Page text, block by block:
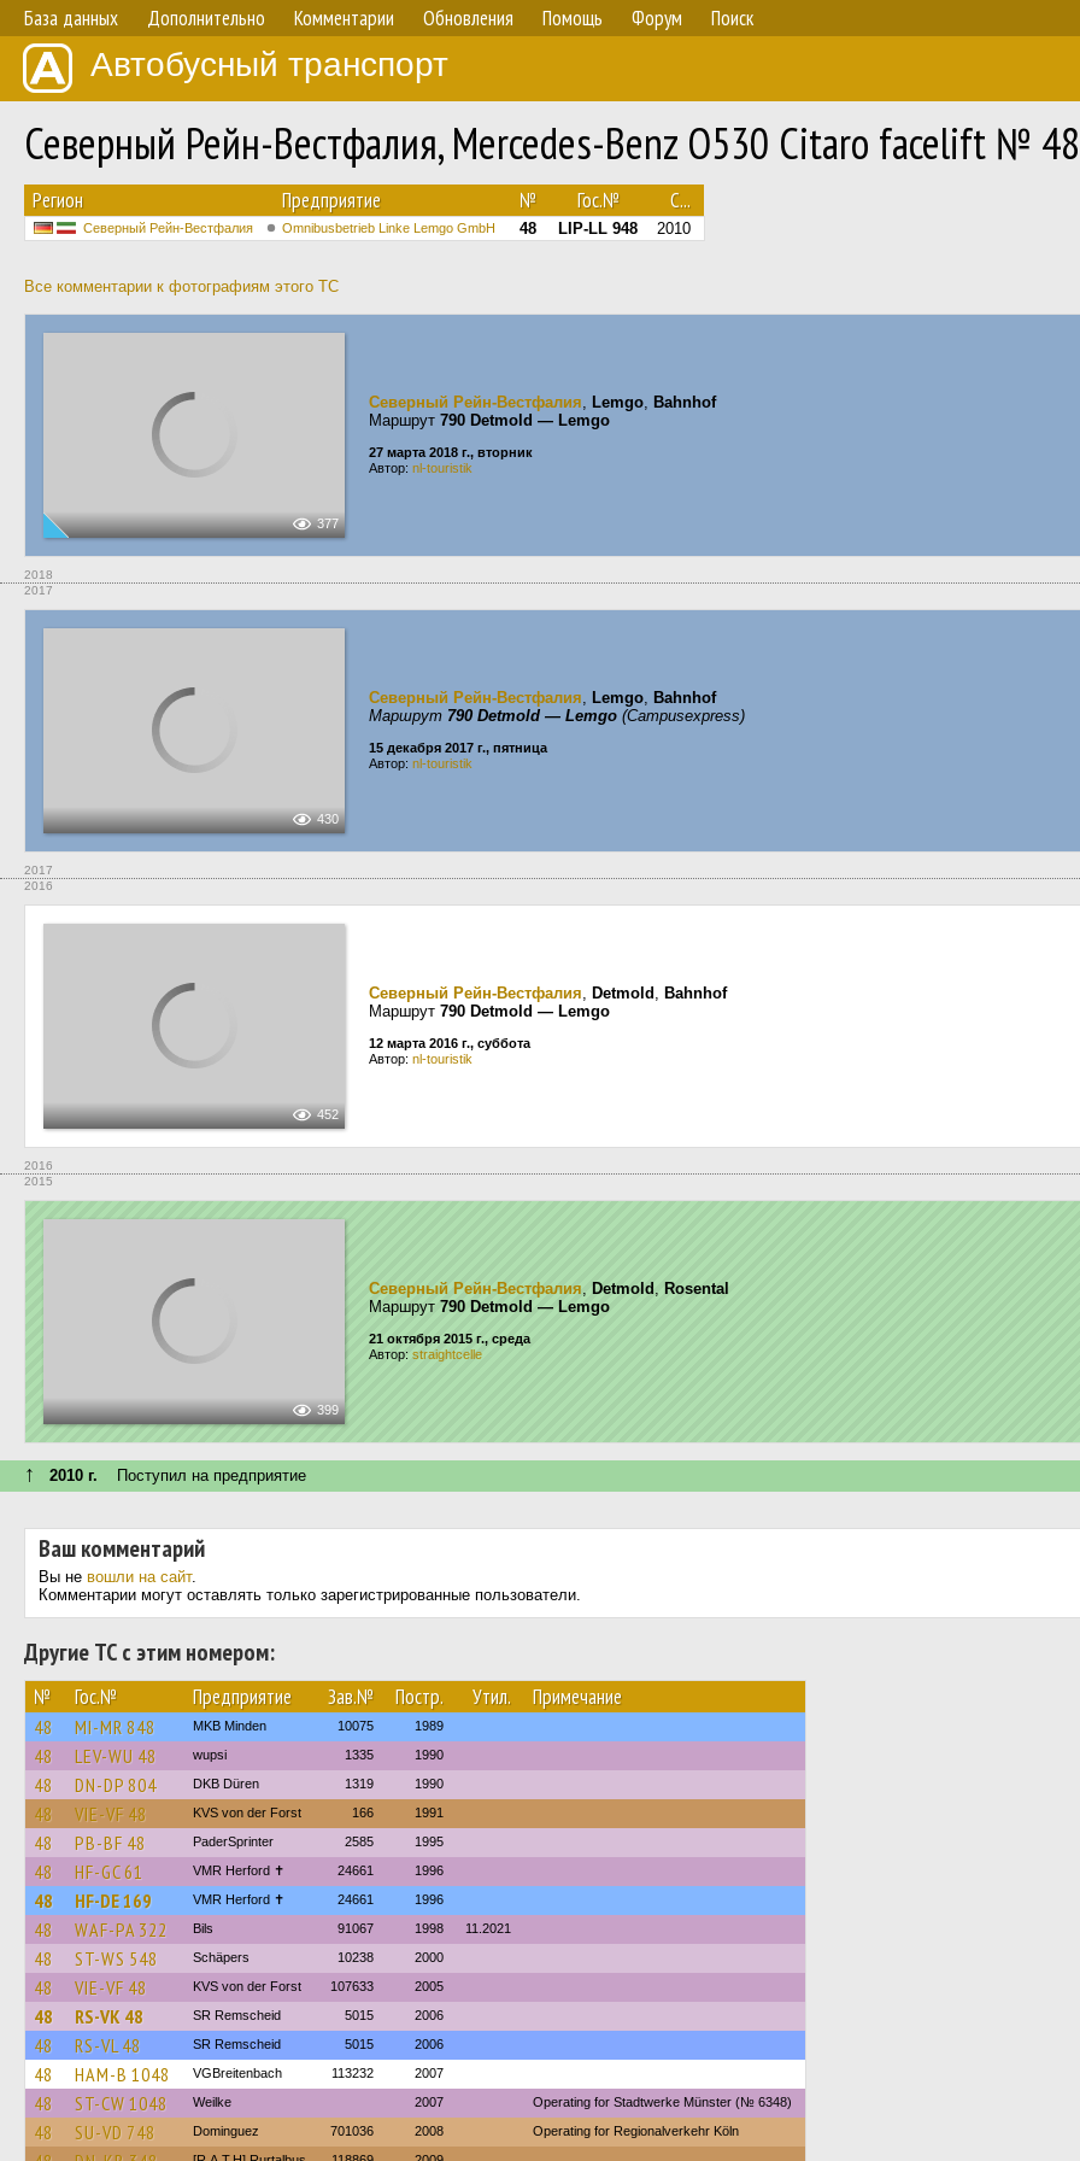
База данных Дополнительно Комментарии Обновления Помощь Форум Поиск
Автобусный транспорт
Северный Рейн-Вестфалия, Mercedes-Benz O530 Citaro facelift № 48
Регион Предприятие № Гос.№ С...
Северный Рейн-Вестфалия Omnibusbetrieb Linke Lemgo GmbH 48 LIP-LL 948 2010
Все комментарии к фотографиям этого ТС
377
Северный Рейн-Вестфалия, Lemgo, Bahnhof
Маршрут 790 Detmold — Lemgo
27 марта 2018 г., вторник
Автор: nl-touristik
2018
2017
430
Северный Рейн-Вестфалия, Lemgo, Bahnhof
Маршрут 790 Detmold — Lemgo (Campusexpress)
15 декабря 2017 г., пятница
Автор: nl-touristik
2017
2016
452
Северный Рейн-Вестфалия, Detmold , Bahnhof
Маршрут 790 Detmold — Lemgo
12 марта 2016 г., суббота
Автор: nl-touristik
2016
2015
399
Северный Рейн-Вестфалия, Detmold , Rosental
Маршрут 790 Detmold — Lemgo
21 октября 2015 г., среда
Автор: straightcelle
↑ 2010 г. Поступил на предприятие
Ваш комментарий
Вы не вошли на сайт.
Комментарии могут оставлять только зарегистрированные пользователи.
Другие ТС с этим номером:
№ Гос.№ Предприятие Зав.№ Постр. Утил. Примечание
48 MI-MR 848 MKB Minden 10075 1989
48 LEV-WU 48 wupsi 1335 1990
48 DN-DP 804 DKB Düren 1319 1990
48 VIE-VF 48 KVS von der Forst 166 1991
48 PB-BF 48 PaderSprinter 2585 1995
48 HF-GC 61 VMR Herford ✝ 24661 1996
48 HF-DE 169 VMR Herford ✝ 24661 1996
48 WAF-PA 322 Bils 91067 1998 11.2021
48 ST-WS 548 Schäpers 10238 2000
48 VIE-VF 48 KVS von der Forst 107633 2005
48 RS-VK 48 SR Remscheid 5015 2006
48 RS-VL 48 SR Remscheid 5015 2006
48 HAM-B 1048 VGBreitenbach 113232 2007
48 ST-CW 1048 Weilke 2007 Operating for Stadtwerke Münster (№ 6348)
48 SU-VD 748 Dominguez 701036 2008 Operating for Regionalverkehr Köln